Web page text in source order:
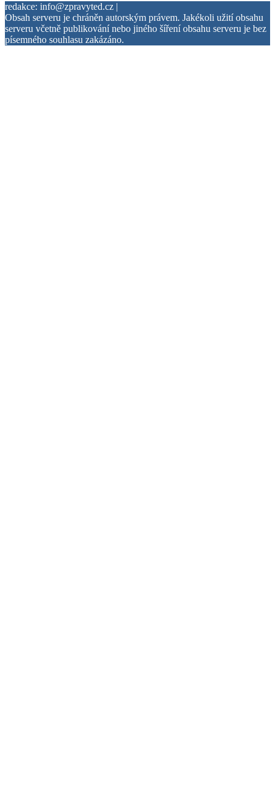
redakce: info@zpravyted.cz |
Obsah serveru je chráněn autorským právem. Jakékoli užití obsahu
serveru včetně publikování nebo jiného šíření obsahu serveru je bez
písemného souhlasu zakázáno.